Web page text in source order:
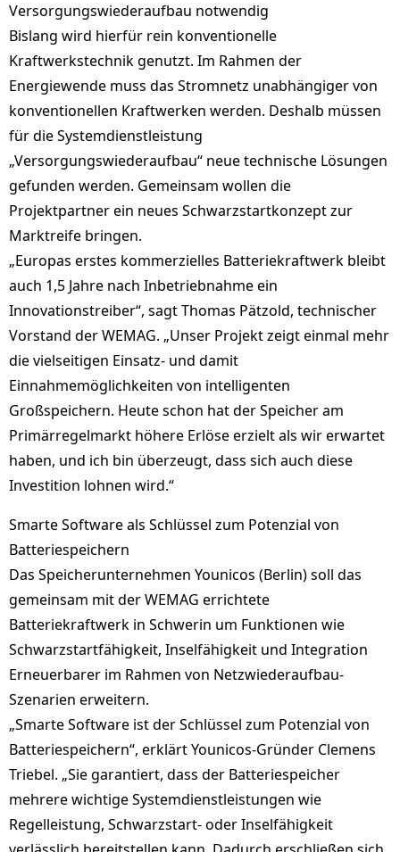
Versorgungswiederaufbau notwendig
Bislang wird hierfür rein konventionelle
Kraftwerkstechnik genutzt. Im Rahmen der
Energiewende muss das Stromnetz unabhängiger von
konventionellen Kraftwerken werden. Deshalb müssen
für die Systemdienstleistung
„Versorgungswiederaufbau“ neue technische Lösungen
gefunden werden. Gemeinsam wollen die
Projektpartner ein neues Schwarzstartkonzept zur
Marktreife bringen.
„Europas erstes kommerzielles Batteriekraftwerk bleibt
auch 1,5 Jahre nach Inbetriebnahme ein
Innovationstreiber“, sagt Thomas Pätzold, technischer
Vorstand der WEMAG. „Unser Projekt zeigt einmal mehr
die vielseitigen Einsatz- und damit
Einnahmemöglichkeiten von intelligenten
Großspeichern. Heute schon hat der Speicher am
Primärregelmarkt höhere Erlöse erzielt als wir erwartet
haben, und ich bin überzeugt, dass sich auch diese
Investition lohnen wird.“
Smarte Software als Schlüssel zum Potenzial von
Batteriespeichern
Das Speicherunternehmen Younicos (Berlin) soll das
gemeinsam mit der WEMAG errichtete
Batteriekraftwerk in Schwerin um Funktionen wie
Schwarzstartfähigkeit, Inselfähigkeit und Integration
Erneuerbarer im Rahmen von Netzwiederaufbau-
Szenarien erweitern.
„Smarte Software ist der Schlüssel zum Potenzial von
Batteriespeichern“, erklärt Younicos-Gründer Clemens
Triebel. „Sie garantiert, dass der Batteriespeicher
mehrere wichtige Systemdienstleistungen wie
Regelleistung, Schwarzstart- oder Inselfähigkeit